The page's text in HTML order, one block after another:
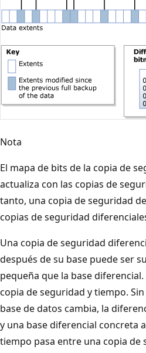
Nota
El mapa de bits de la copia de
actualiza con las copias de
tanto, una copia de seguridad
copias de seguridad
Una copia de seguridad
después de su base puede ser
pequeña que la base
copia de seguridad y tiempo.
base de datos cambia, la
y una base diferencial concreta
tiempo pasa entre una copia de